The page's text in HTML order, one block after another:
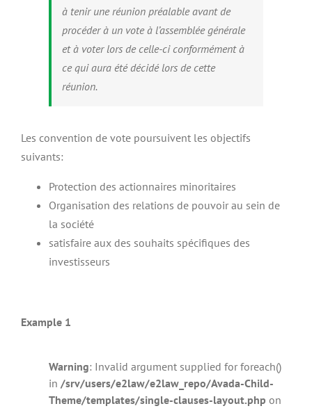
à tenir une réunion préalable avant de
procéder à un vote à l’assemblée générale
et à voter lors de celle-ci conformément à
ce qui aura été décidé lors de cette
réunion.
Les convention de vote poursuivent les objectifs
suivants:
Protection des actionnaires minoritaires
Organisation des relations de pouvoir au sein de
la société
satisfaire aux des souhaits spécifiques des
investisseurs
Example 1
Warning: Invalid argument supplied for foreach()
in /srv/users/e2law/e2law_repo/Avada-Child-
Theme/templates/single-clauses-layout.php on